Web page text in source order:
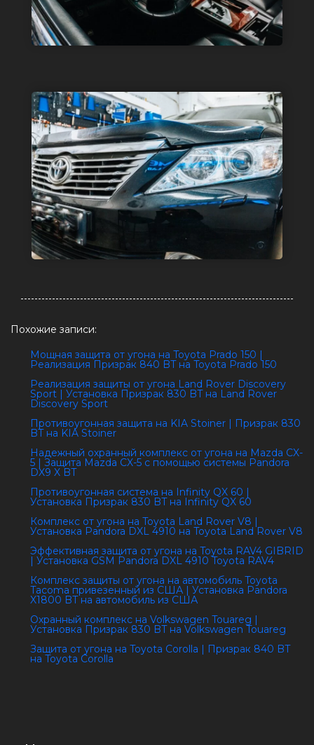
Похожие записи:
Мощная защита от угона на Toyota Prado 150 |
Реализация Призрак 840 BT на Toyota Prado 150
Реализация защиты от угона Land Rover Discovery
Sport | Установка Призрак 830 BT на Land Rover
Discovery Sport
Противоугонная защита на KIA Stoiner | Призрак 830
BT на KIA Stoiner
Надежный охранный комплекс от угона на Mazda CX-
5 | Защита Mazda CX-5 с помощью системы Pandora
DX9 X BT
Противоугонная система на Infinity QX 60 |
Установка Призрак 830 BT на Infinity QX 60
Комплекс от угона на Toyota Land Rover V8 |
Установка Pandora DXL 4910 на Toyota Land Rover V8
Эффективная защита от угона на Toyota RAV4 GIBRID
| Установка GSM Pandora DXL 4910 Toyota RAV4
Комплекс защиты от угона на автомобиль Toyota
Tacoma привезенный из США | Установка Pandora
X1800 BT на автомобиль из США
Охранный комплекс на Volkswagen Touareg |
Установка Призрак 830 BT на Volkswagen Touareg
Защита от угона на Toyota Corolla | Призрак 840 BT
на Toyota Corolla